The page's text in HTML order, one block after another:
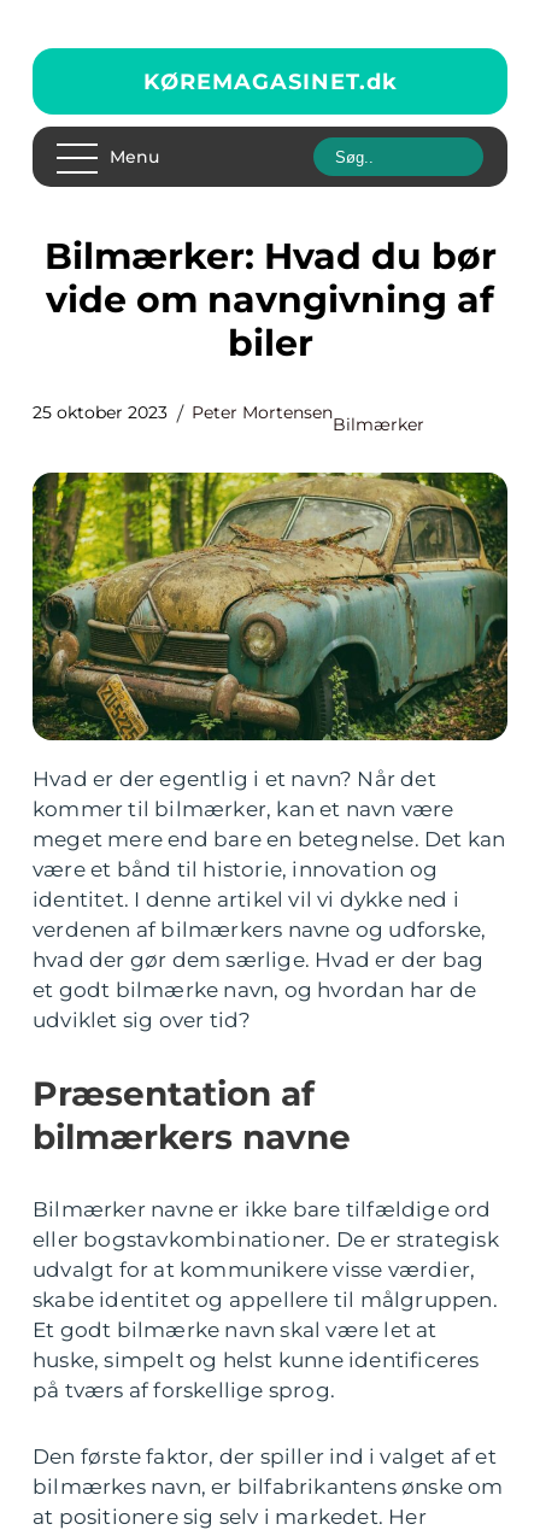
KØREMAGASINET.dk
Menu
Bilmærker: Hvad du bør
vide om navngivning af
biler
25 oktober 2023 Peter Mortensen
Bilmærker
Hvad er der egentlig i et navn? Når det
kommer til bilmærker, kan et navn være
meget mere end bare en betegnelse. Det kan
være et bånd til historie, innovation og
identitet. I denne artikel vil vi dykke ned i
verdenen af bilmærkers navne og udforske,
hvad der gør dem særlige. Hvad er der bag
et godt bilmærke navn, og hvordan har de
udviklet sig over tid?
Præsentation af
bilmærkers navne
Bilmærker navne er ikke bare tilfældige ord
eller bogstavkombinationer. De er strategisk
udvalgt for at kommunikere visse værdier,
skabe identitet og appellere til målgruppen.
Et godt bilmærke navn skal være let at
huske, simpelt og helst kunne identificeres
på tværs af forskellige sprog.
Den første faktor, der spiller ind i valget af et
bilmærkes navn, er bilfabrikantens ønske om
at positionere sig selv i markedet. Her